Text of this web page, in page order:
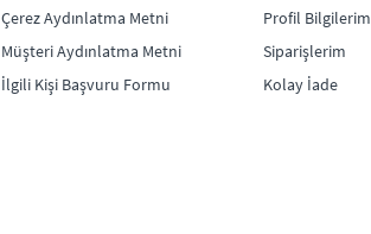
Çerez Aydınlatma Metni
Müşteri Aydınlatma Metni
İlgili Kişi Başvuru Formu
Profil Bilgilerim
Siparişlerim
Kolay İade